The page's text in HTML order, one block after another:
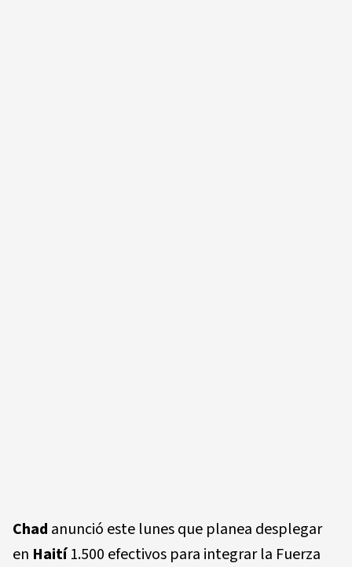
Chad anunció este lunes que planea desplegar
en Haití1.500 efectivos para integrar la Fuerza